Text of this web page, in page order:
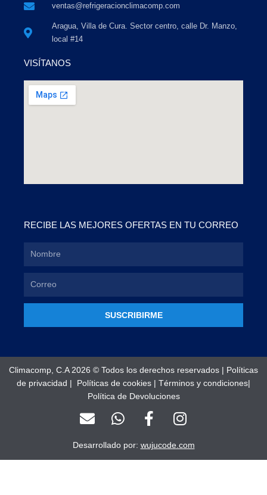
ventas@refrigeracionclimacomp.com
Aragua, Villa de Cura. Sector centro, calle Dr. Manzo,
local #14
VISÍTANOS
RECIBE LAS MEJORES OFERTAS EN TU CORREO
SUSCRIBIRME
Climacomp, C.A 2026 © Todos los derechos reservados | Políticas
de privacidad | Políticas de cookies | Términos y condiciones|
Política de Devoluciones
E
n
v
W
h
a
F
a
c
e
I
n
s
t
Desarrollado por: wujucode.com